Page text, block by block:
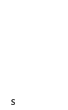
S